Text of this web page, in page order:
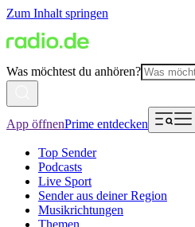
Zum Inhalt springen
Was möchtest du anhören?
App öffnenPrime entdecken
Top Sender
Podcasts
Live Sport
Sender aus deiner Region
Musikrichtungen
Themen